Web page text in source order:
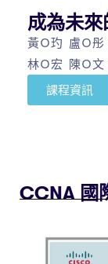
成為未
黃Ｏ玓 盧Ｏ
林Ｏ宏 陳Ｏ文
課程資訊
CCNA 國